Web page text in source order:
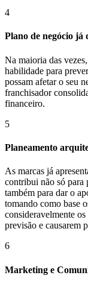
4
Plano de negócio já
Na maioria das
habilidade para
possam afetar o seu
franchisador
financeiro.
5
Planeamento
As marcas já
contribui não só para
também para dar o
tomando como base
consideravelmente
previsão e causarem
6
Marketing e